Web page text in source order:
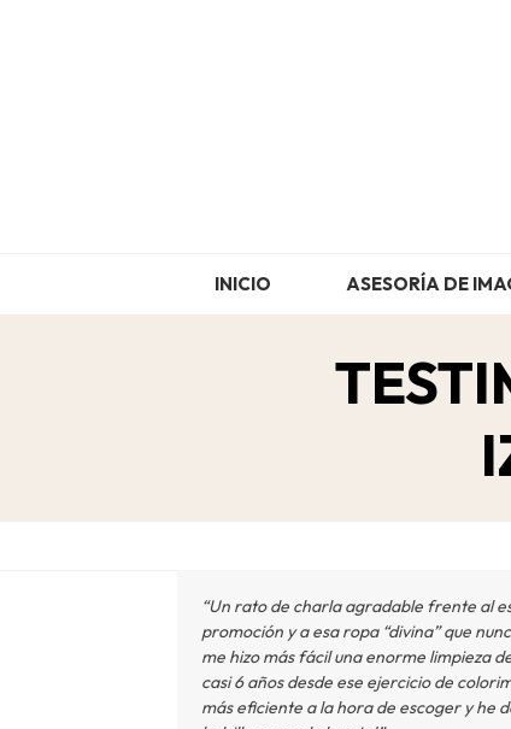
INICIO ASESORÍA DE
“Un rato de charla agradable frente al
promoción y a esa ropa “divina” que
me hizo más fácil una enorme limpieza
casi 6 años desde ese ejercicio de
más eficiente a la hora de escoger y he